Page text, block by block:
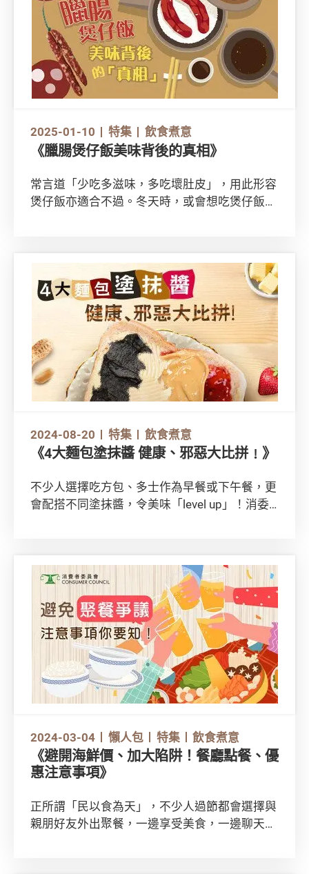
2025-01-10 特集 飲食煮意
《臘腸煲仔飯美味背後的真相》
常言道「少吃多滋味，多吃壞肚皮」，用此形容
煲仔飯亦適合不過。冬天時，或會想吃煲仔飯來
量更超越成年人一日所需的一半！下文為你分析
2024-08-20 特集 飲食煮意
《4大麵包塗抹醬 健康、邪惡大比拼﹗》
不少人選擇吃方包、多士作為早餐或下午餐，更
會配搭不同塗抹醬，令美味「level up」！消委
「邪惡」？立即看看以下大比拼！
2024-03-04 懶人包 特集 飲食煮意
《避開海鮮價、加大陷阱！餐廳點餐、優
惠注意事項》
正所謂「民以食為天」，不少人過節都會選擇與
親朋好友外出聚餐，一邊享受美食，一邊聊天加